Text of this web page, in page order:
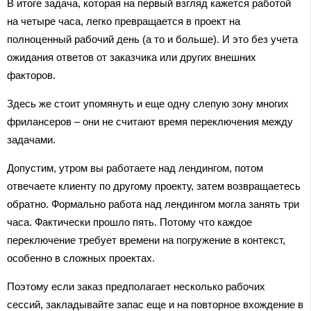
В итоге задача, которая на первый взгляд кажется работой
на четыре часа, легко превращается в проект на
полноценный рабочий день (а то и больше). И это без учета
ожидания ответов от заказчика или других внешних
факторов.
Здесь же стоит упомянуть и еще одну слепую зону многих
фрилансеров – они не считают время переключения между
задачами.
Допустим, утром вы работаете над лендингом, потом
отвечаете клиенту по другому проекту, затем возвращаетесь
обратно. Формально работа над лендингом могла занять три
часа. Фактически прошло пять. Потому что каждое
переключение требует времени на погружение в контекст,
особенно в сложных проектах.
Поэтому если заказ предполагает несколько рабочих
сессий, закладывайте запас еще и на повторное вхождение в